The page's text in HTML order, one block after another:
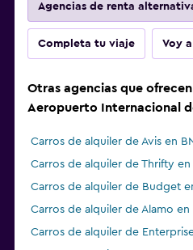
Agencias de renta
Completa tu viaje Voy
Otras agencias que
Aeropuerto Internacional
Carros de alquiler de Avis en
Carros de alquiler de Thrifty en
Carros de alquiler de Budget
Carros de alquiler de Alamo en
Carros de alquiler de